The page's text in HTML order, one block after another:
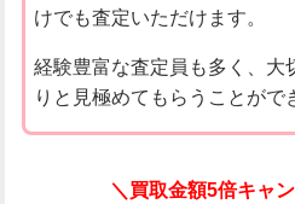
けでも査定いただけます。
経験豊富な査定員も多く、大
りと見極めてもらうことがで
＼買取金額5倍キャ